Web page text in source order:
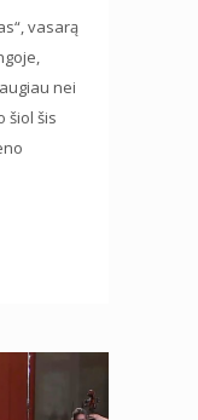
vasarą
nei
šiol šis